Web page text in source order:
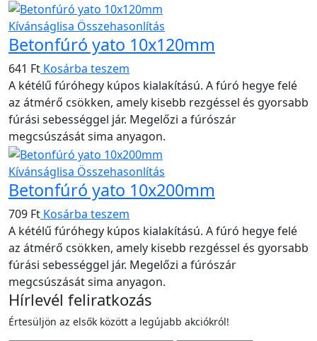
Kívánságlisa Összehasonlítás
Betonfúró yato 10x120mm
641 Ft Kosárba teszem
A kétélű fúróhegy kúpos kialakítású. A fúró hegye felé
az átmérő csökken, amely kisebb rezgéssel és gyorsabb
fúrási sebességgel jár. Megelőzi a fúrószár
megcsúszását sima anyagon.
Kívánságlisa Összehasonlítás
Betonfúró yato 10x200mm
709 Ft Kosárba teszem
A kétélű fúróhegy kúpos kialakítású. A fúró hegye felé
az átmérő csökken, amely kisebb rezgéssel és gyorsabb
fúrási sebességgel jár. Megelőzi a fúrószár
megcsúszását sima anyagon.
Hírlevél feliratkozás
Értesüljön az elsők között a legújabb akciókról!